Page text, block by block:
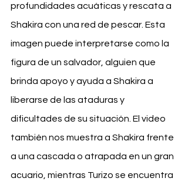
profundidades acuáticas y rescata a
Shakira con una red de pescar. Esta
imagen puede interpretarse como la
figura de un salvador, alguien que
brinda apoyo y ayuda a Shakira a
liberarse de las ataduras y
dificultades de su situación. El video
también nos muestra a Shakira frente
a una cascada o atrapada en un gran
acuario, mientras Turizo se encuentra